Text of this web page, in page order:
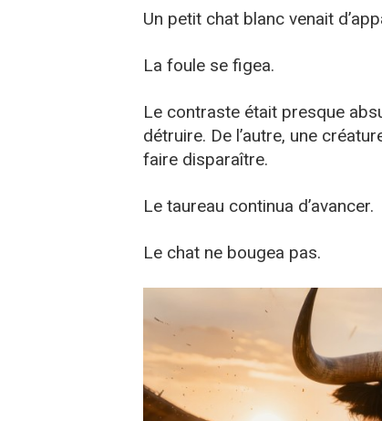
Un petit chat blanc venait
La foule se figea.
Le contraste était presque
détruire. De l’autre, une
faire disparaître.
Le taureau continua d’avancer.
Le chat ne bougea pas.